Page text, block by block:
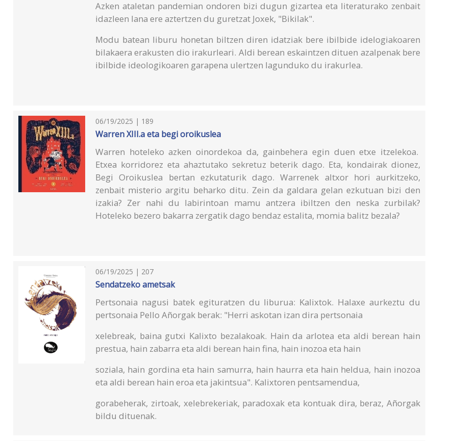
Azken ataletan pandemian ondoren bizi dugun gizartea eta literaturako zenbait
idazleen lana ere aztertzen du guretzat Joxek, "Bikilak".
Modu batean liburu honetan biltzen diren idatziak bere ibilbide idelogiakoaren
bilakaera erakusten dio irakurleari. Aldi berean eskaintzen dituen azalpenak bere
ibilbide ideologikoaren garapena ulertzen lagunduko du irakurlea.
06/19/2025 | 189
Warren XIII.a eta begi oroikuslea
Warren hoteleko azken oinordekoa da, gainbehera egin duen etxe itzelekoa.
Etxea korridorez eta ahaztutako sekretuz beterik dago. Eta, kondairak dionez,
Begi Oroikuslea bertan ezkutaturik dago. Warrenek altxor hori aurkitzeko,
zenbait misterio argitu beharko ditu. Zein da galdara gelan ezkutuan bizi den
izakia? Zer nahi du labirintoan mamu antzera ibiltzen den neska zurbilak?
Hoteleko bezero bakarra zergatik dago bendaz estalita, momia balitz bezala?
06/19/2025 | 207
Sendatzeko ametsak
Pertsonaia nagusi batek egituratzen du liburua: Kalixtok. Halaxe aurkeztu du
pertsonaia Pello Añorgak berak: "Herri askotan izan dira pertsonaia
xelebreak, baina gutxi Kalixto bezalakoak. Hain da arlotea eta aldi berean hain
prestua, hain zabarra eta aldi berean hain fina, hain inozoa eta hain
soziala, hain gordina eta hain samurra, hain haurra eta hain heldua, hain inozoa
eta aldi berean hain eroa eta jakintsua". Kalixtoren pentsamendua,
gorabeherak, zirtoak, xelebrekeriak, paradoxak eta kontuak dira, beraz, Añorgak
bildu dituenak.